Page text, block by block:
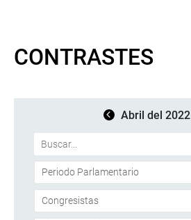
CONTRASTES
Abril del 2022